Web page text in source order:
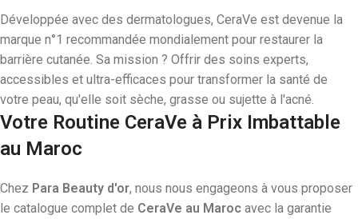
Développée avec des dermatologues, CeraVe est devenue la
marque n°1 recommandée mondialement pour restaurer la
barrière cutanée. Sa mission ? Offrir des soins experts,
accessibles et ultra-efficaces pour transformer la santé de
votre peau, qu'elle soit sèche, grasse ou sujette à l'acné.
Votre Routine CeraVe à Prix Imbattable
au Maroc
Chez Para Beauty d'or, nous nous engageons à vous proposer
le catalogue complet de CeraVe au Maroc avec la garantie